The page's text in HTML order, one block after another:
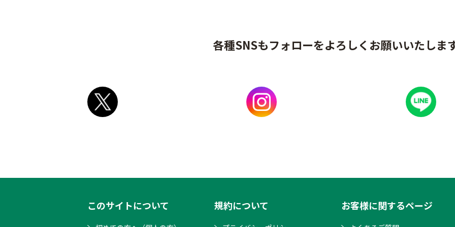
各種SNSもフォローをよろしくお願いいたしま
このサイトについて 規約について お客様に関するページ